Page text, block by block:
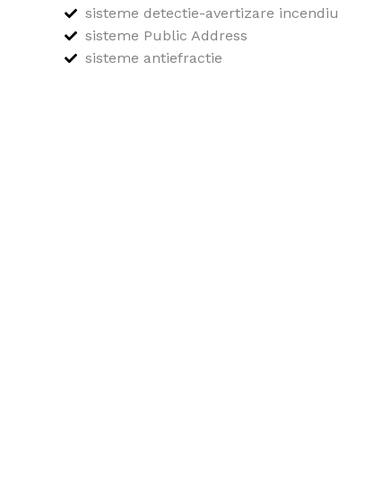
sisteme detectie-avertizare incendiu
sisteme Public Address
sisteme antiefractie